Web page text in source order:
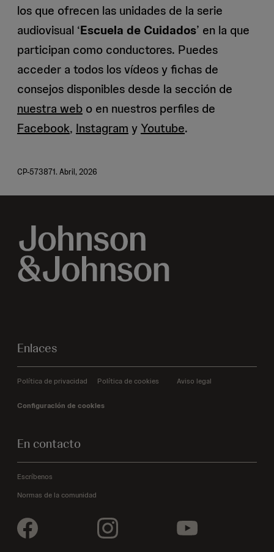
los que ofrecen las unidades de la serie
audiovisual ‘Escuela de Cuidados’ en la que
participan como conductores. Puedes
acceder a todos los vídeos y fichas de
consejos disponibles desde la sección de
nuestra web o en nuestros perfiles de
Facebook, Instagram y Youtube.
CP-573871. Abril, 2026
Enlaces
Política de privacidad Política de cookies Aviso legal
Configuración de cookies
En contacto
Escríbenos
Normas de la comunidad